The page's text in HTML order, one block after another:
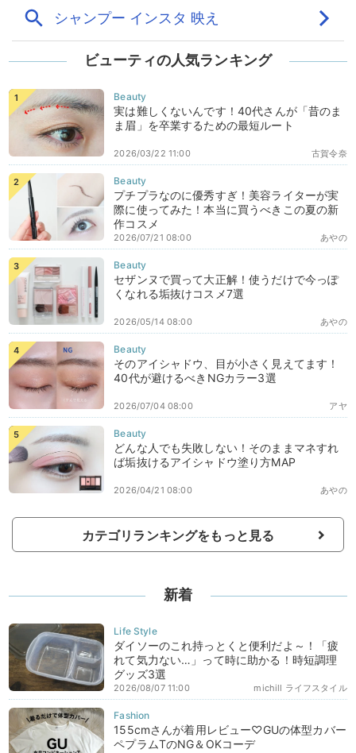
ビューティの人気ランキング
実は難しくないんです！40代さんが「昔のま
ま眉」を卒業するための最短ルート
古賀令奈
2026/03/22 11:00
プチプラなのに優秀すぎ！美容ライターが実
際に使ってみた！本当に買うべきこの夏の新
作コスメ
あやの
2026/07/21 08:00
セザンヌで買って大正解！使うだけで今っぽ
くなれる垢抜けコスメ7選
あやの
2026/05/14 08:00
そのアイシャドウ、目が小さく見えてます！
40代が避けるべきNGカラー3選
アヤ
2026/07/04 08:00
どんな人でも失敗しない！そのままマネすれ
ば垢抜けるアイシャドウ塗り方MAP
あやの
2026/04/21 08:00
カテゴリランキングをもっと見る
新着
ダイソーのこれ持っとくと便利だよ～！「疲
れて気力ない…」って時に助かる！時短調理
グッズ3選
michill ライフスタイル
2026/08/07 11:00
155cmさんが着用レビュー♡GUの体型カバー
ペプラムTのNG＆OKコーデ